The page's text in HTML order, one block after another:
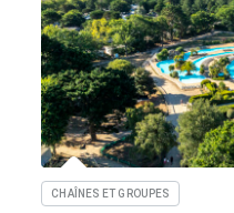
CHAÎNES ET GROUPES